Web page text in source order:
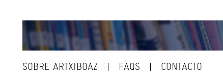
SOBRE ARTXIBOAZ FAQS CONTACTO